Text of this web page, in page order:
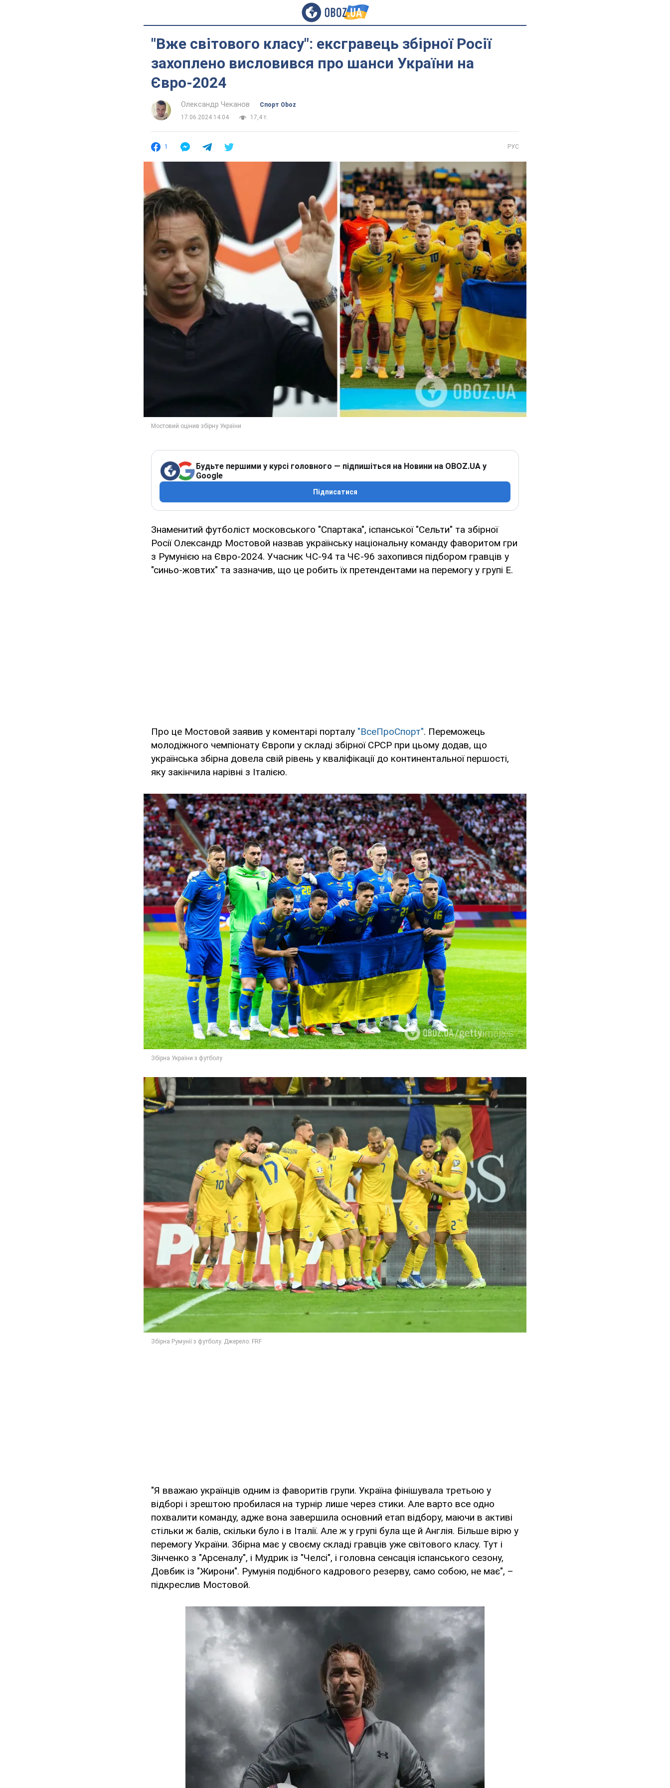
"Вже світового класу": ексгравець збірної Росії
захоплено висловився про шанси України на
Євро-2024
Олександр Чеканов
Спорт Oboz
17.06.2024 14:04
17,4 т.
1 РУС
Будьте першими у курсі головного — підпишіться на Новини на OBOZ.UA у
Google
Підписатися
Знаменитий футболіст московського "Спартака", іспанської "Сельти" та збірної
Росії Олександр Мостовой назвав українську національну команду фаворитом гри
з Румунією на Євро-2024. Учасник ЧС-94 та ЧЄ-96 захопився підбором гравців у
"синьо-жовтих" та зазначив, що це робить їх претендентами на перемогу у групі Е.
Про це Мостовой заявив у коментарі порталу "ВсеПроСпорт". Переможець
молодіжного чемпіонату Європи у складі збірної СРСР при цьому додав, що
українська збірна довела свій рівень у кваліфікації до континентальної першості,
яку закінчила нарівні з Італією.
"Я вважаю українців одним із фаворитів групи. Україна фінішувала третьою у
відборі і зрештою пробилася на турнір лише через стики. Але варто все одно
похвалити команду, адже вона завершила основний етап відбору, маючи в активі
стільки ж балів, скільки було і в Італії. Але ж у групі була ще й Англія. Більше вірю у
перемогу України. Збірна має у своєму складі гравців уже світового класу. Тут і
Зінченко з "Арсеналу", і Мудрик із "Челсі", і головна сенсація іспанського сезону,
Довбик із "Жирони". Румунія подібного кадрового резерву, само собою, не має", –
підкреслив Мостовой.